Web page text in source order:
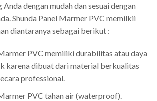
dengan mudah dan sesuai dengan
Shunda Panel Marmer PVC memilkii
diantaranya sebagai berikut :
PVC memiliki durabilitas atau daya
karena dibuat dari material berkualitas
professional.
PVC tahan air (waterproof).